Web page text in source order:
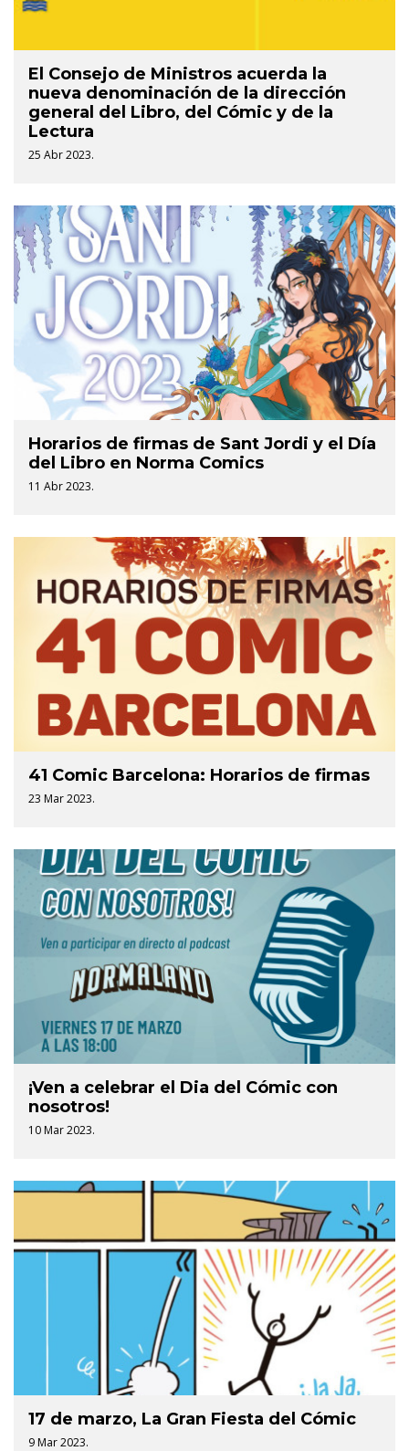
El Consejo de Ministros acuerda la
nueva denominación de la dirección
general del Libro, del Cómic y de la
Lectura
25 Abr 2023.
Horarios de firmas de Sant Jordi y el Día
del Libro en Norma Comics
11 Abr 2023.
41 Comic Barcelona: Horarios de firmas
23 Mar 2023.
¡Ven a celebrar el Dia del Cómic con
nosotros!
10 Mar 2023.
17 de marzo, La Gran Fiesta del Cómic
9 Mar 2023.